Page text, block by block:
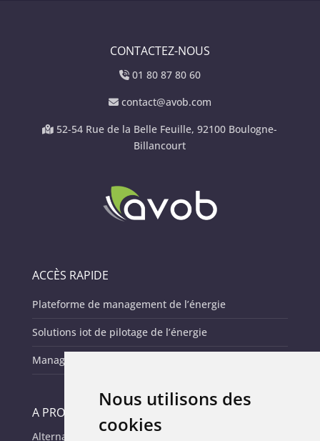
Nous utilisons des
cookies
CONTACTEZ-NOUS
01 80 87 80 60
contact@avob.com
52-54 Rue de la Belle Feuille, 92100 Boulogne-
Billancourt
ACCÈS RAPIDE
Plateforme de management de l’énergie
Solutions iot de pilotage de l’énergie
Management de l’énergie des parc it
A PROPOS
Alternative Vision Of Business (AVOB), c’est depuis